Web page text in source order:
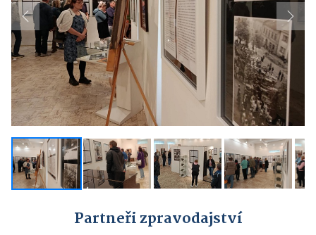
Previous Next
Partneři zpravodajství